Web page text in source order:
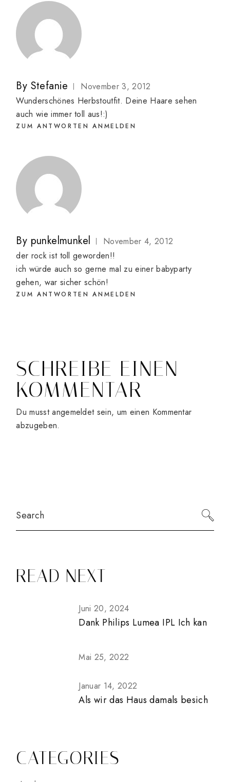
By Stefanie
November 3, 2012
Wunderschönes Herbstoutfit. Deine Haare sehen
auch wie immer toll aus!:)
ZUM ANTWORTEN ANMELDEN
By punkelmunkel
November 4, 2012
der rock ist toll geworden!!
ich würde auch so gerne mal zu einer babyparty
gehen, war sicher schön!
ZUM ANTWORTEN ANMELDEN
SCHREIBE EINEN
KOMMENTAR
Du musstangemeldetsein, um einen Kommentar
abzugeben.
READ NEXT
Juni 20, 2024
Dank Philips Lumea IPL Ich kan
Mai 25, 2022
Januar 14, 2022
Als wir das Haus damals besich
CATEGORIES